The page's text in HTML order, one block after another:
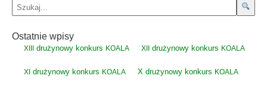
Ostatnie wpisy
XIII drużynowy konkurs KOALA XII drużynowy konkurs KOALA
XI drużynowy konkurs KOALA X drużynowy konkurs KOALA